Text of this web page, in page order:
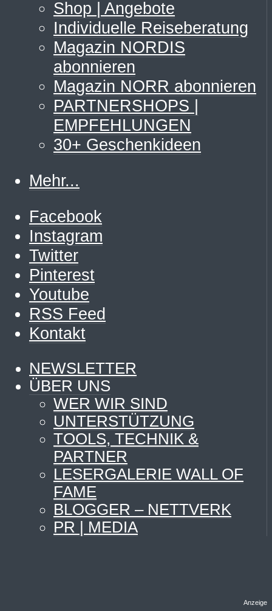
Shop | Angebote
Individuelle Reiseberatung
Magazin NORDIS
abonnieren
Magazin NORR abonnieren
PARTNERSHOPS |
EMPFEHLUNGEN
30+ Geschenkideen
Mehr...
Facebook
Instagram
Twitter
Pinterest
Youtube
RSS Feed
Kontakt
NEWSLETTER
ÜBER UNS
WER WIR SIND
UNTERSTÜTZUNG
TOOLS, TECHNIK &
PARTNER
LESERGALERIE WALL OF
FAME
BLOGGER – NETTVERK
PR | MEDIA
Anzeige